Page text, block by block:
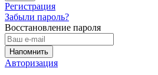
Регистрация
Забыли пароль?
Восстановление пароля
Авторизация